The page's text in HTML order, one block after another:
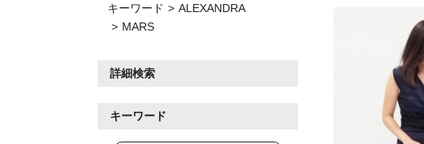
キーワード
ALEXANDRA
MARS
詳細検索
キーワード